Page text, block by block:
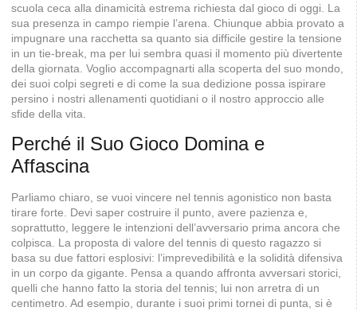
scuola ceca alla dinamicità estrema richiesta dal gioco di oggi. La
sua presenza in campo riempie l’arena. Chiunque abbia provato a
impugnare una racchetta sa quanto sia difficile gestire la tensione
in un tie-break, ma per lui sembra quasi il momento più divertente
della giornata. Voglio accompagnarti alla scoperta del suo mondo,
dei suoi colpi segreti e di come la sua dedizione possa ispirare
persino i nostri allenamenti quotidiani o il nostro approccio alle
sfide della vita.
Perché il Suo Gioco Domina e
Affascina
Parliamo chiaro, se vuoi vincere nel tennis agonistico non basta
tirare forte. Devi saper costruire il punto, avere pazienza e,
soprattutto, leggere le intenzioni dell’avversario prima ancora che
colpisca. La proposta di valore del tennis di questo ragazzo si
basa su due fattori esplosivi: l’imprevedibilità e la solidità difensiva
in un corpo da gigante. Pensa a quando affronta avversari storici,
quelli che hanno fatto la storia del tennis; lui non arretra di un
centimetro. Ad esempio, durante i suoi primi tornei di punta, si è